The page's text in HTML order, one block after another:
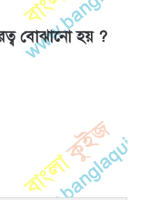
বোঝানো হয় ?